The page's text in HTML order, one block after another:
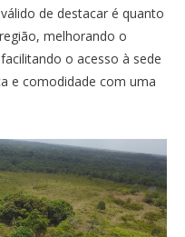
de destacar é quanto
melhorando o
o acesso à sede
e comodidade com uma